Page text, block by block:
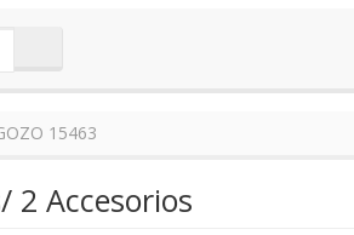
15463
2 Accesorios